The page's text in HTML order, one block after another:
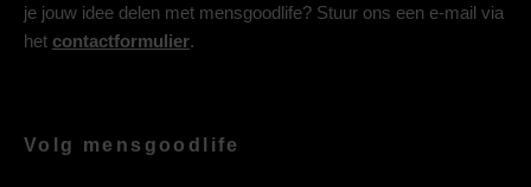
je jouw idee delen met mensgoodlife? Stuur ons een e-mail via
het contactformulier.
Volg mensgoodlife